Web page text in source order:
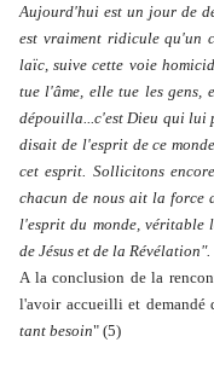
Aujourd'hui est un jour de
est vraiment ridicule qu'un
laïc, suive cette voie
tue l'âme, elle tue les gens,
dépouilla...c'est Dieu qui lui
disait de l'esprit de ce
cet esprit. Sollicitons
chacun de nous ait la force
l'esprit du monde, véritable
de Jésus et de la Révélation".
A la conclusion de la
l'avoir accueilli et
tant besoin" (5)